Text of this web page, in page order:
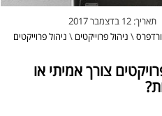
תאריך:
\ ניהול פרוייקטים \ ניהול פרוייקטים
צורך אמיתי או